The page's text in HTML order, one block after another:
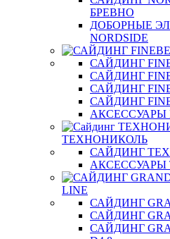
БРЕВНО
ДОБОРНЫЕ
NORDSIDE
САЙДИНГ
САЙДИНГ
САЙДИНГ
САЙДИНГ
АКСЕССУАРЫ
ТЕХНОНИКОЛЬ
САЙДИНГ
LINE
САЙДИНГ
САЙДИНГ
САЙДИНГ